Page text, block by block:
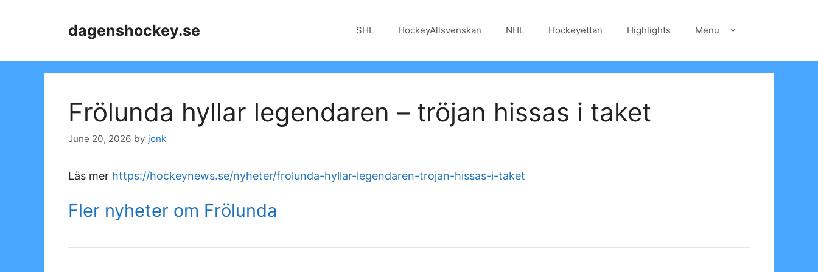
dagenshockey.se SHL HockeyAllsvenskan NHL Hockeyettan Highlights Menu
Frölunda hyllar legendaren – tröjan hissas i taket
June 20, 2026 by jonk
Läs mer https://hockeynews.se/nyheter/frolunda-hyllar-legendaren-trojan-hissas-i-taket
Fler nyheter om Frölunda